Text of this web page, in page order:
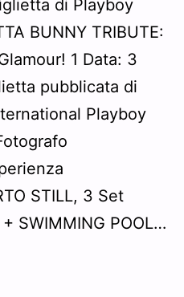
di Playboy
BUNNY TRIBUTE:
1 Data: 3
pubblicata di
Playboy
STILL, 3 Set
SWIMMING POOL…